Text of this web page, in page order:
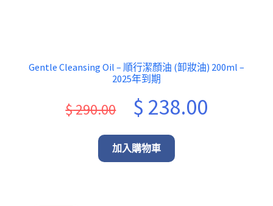
Gentle Cleansing Oil – 順行潔顏油 (卸妝油) 200ml –
2025年到期
$290.00
Original
was:
$ 238.00Current
加入購物車